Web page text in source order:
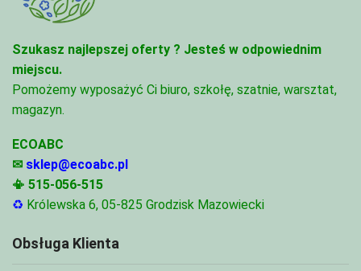
Szukasz najlepszej oferty ? Jesteś w odpowiednim
miejscu.
Pomożemy wyposażyć Ci biuro, szkołę, szatnie, warsztat,
magazyn.
ECOABC
✉ sklep@ecoabc.pl
📳 515-056-515
♻ Królewska 6, 05-825 Grodzisk Mazowiecki
Obsługa Klienta